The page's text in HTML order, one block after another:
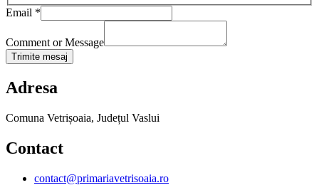
Email *
Comment or Message
Trimite mesaj
Adresa
Comuna Vetrișoaia, Județul Vaslui
Contact
contact@primariavetrisoaia.ro